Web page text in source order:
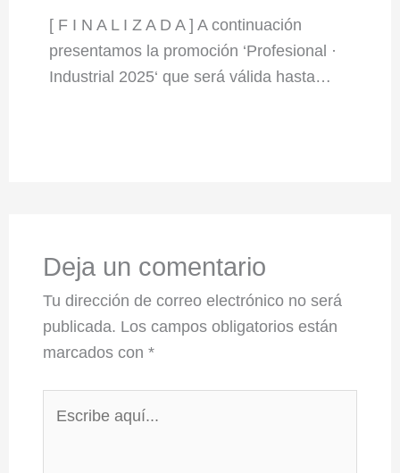
[ F I N A L I Z A D A ] A continuación
presentamos la promoción ‘Profesional ·
Industrial 2025‘ que será válida hasta…
Deja un comentario
Tu dirección de correo electrónico no será
publicada. Los campos obligatorios están
marcados con*